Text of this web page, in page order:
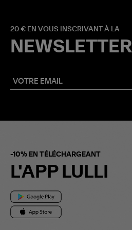
20 € EN VOUS INSCRIVANT À LA
NEWSLETTER
-10% EN TÉLÉCHARGEANT
L'APP LULLI